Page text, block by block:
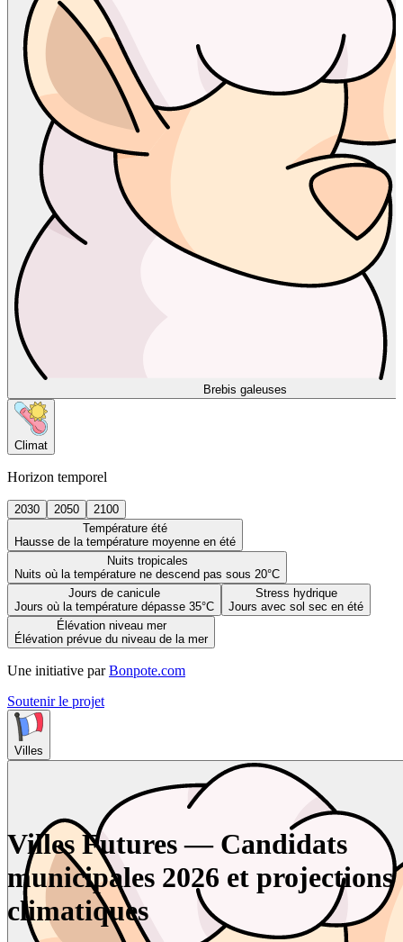
Brebis galeuses
Climat
Horizon temporel
2030 2050
2100
Température été
Hausse de la température moyenne en été
Nuits tropicales
Nuits où la température ne descend pas sous 20°C
Jours de canicule
Jours où la température dépasse 35°C
Stress hydrique
Jours avec sol sec en été
Élévation niveau mer
Élévation prévue du niveau de la mer
Une initiative par Bonpote.com
Soutenir le projet
Villes
Villes Futures — Candidats
municipales 2026 et projections
climatiques